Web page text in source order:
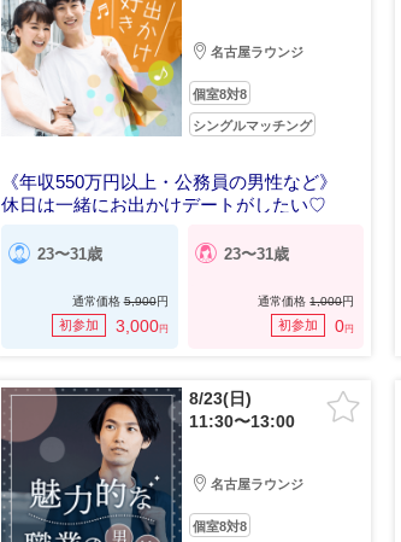
名古屋ラウンジ
個室8対8
シングルマッチング
《年収550万円以上・公務員の男性など》
休日は一緒にお出かけデートがしたい♡
23〜31歳
通常価格5,900円
初参加 3,000円
23〜31歳
通常価格1,000円
初参加 0円
8/23(日)
11:30〜13:00
名古屋ラウンジ
個室8対8